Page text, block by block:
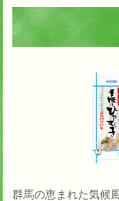
群馬の恵まれた気候